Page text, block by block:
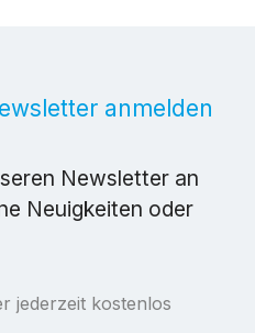
anmelden
Newsletter an
Neuigkeiten oder
jederzeit kostenlos